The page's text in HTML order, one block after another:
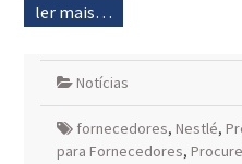
ler mais…
Notícias
fornecedores, Nestlé,
para Fornecedores,